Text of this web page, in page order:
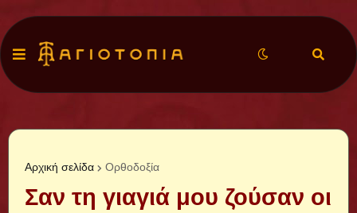
Αρχική σελίδα Ορθοδοξία
Σαν τη γιαγιά μου ζούσαν οι